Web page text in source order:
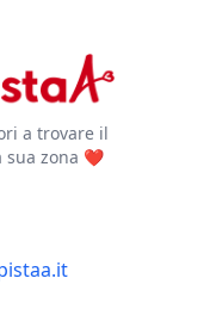
a trovare il
sua zona ❤️